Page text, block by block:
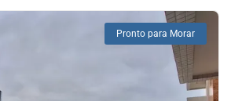
Pronto para Morar